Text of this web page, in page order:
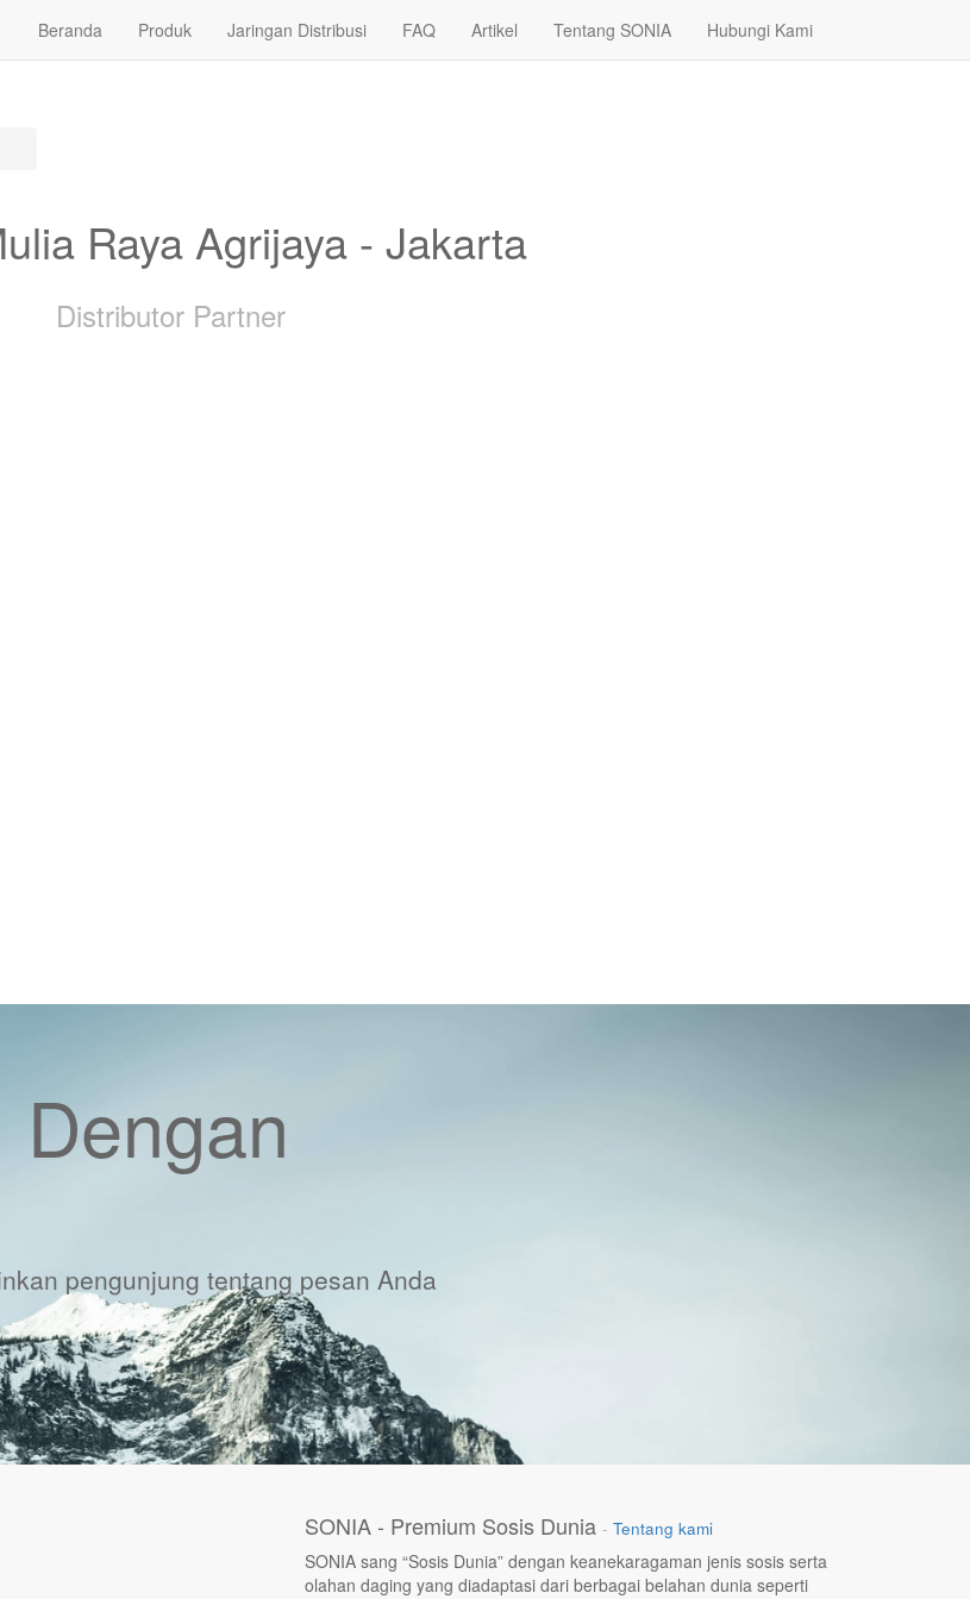
Beranda Produk Jaringan Distribusi FAQ Artikel Tentang SONIA Hubungi Kami
Raya Agrijaya - Jakarta
DistributorPartner
pengunjung tentang pesan Anda
SONIA - Premium Sosis Dunia - Tentang kami
SONIA sang “Sosis Dunia” dengan keanekaragaman jenis sosis serta
olahan daging yang diadaptasi dari berbagai belahan dunia seperti